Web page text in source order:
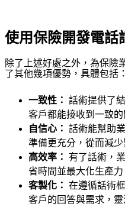
使用保險開發電話
除了上述好處之外，為保險
了其他幾項優勢，具體包括：
一致性： 話術提供了
客戶都能接收到一致的
自信心： 話術能幫助
準備更充分，從而減
高效率：
有了話術，
省時間並最大化生產力
客製化： 在遵循話術
客戶的回答與需求，